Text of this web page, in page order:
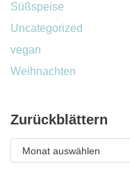
Süßspeise
Uncategorized
vegan
Weihnachten
Zurückblättern